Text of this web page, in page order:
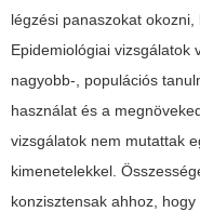
légzési panaszokat
Epidemiológiai vizsgálatok
nagyobb-, populációs
használat és a
vizsgálatok nem mutattak
kimenetelekkel.
konzisztensak ahhoz,